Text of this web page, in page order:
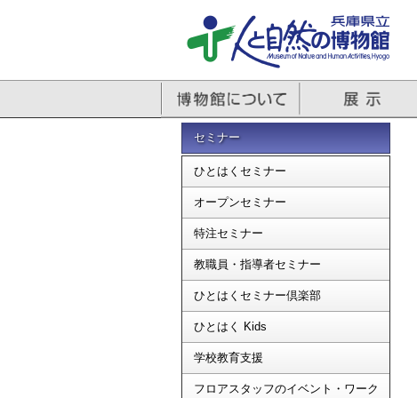
セミナー
ひとはくセミナー
オープンセミナー
特注セミナー
教職員・指導者セミナー
ひとはくセミナー倶楽部
ひとはく Kids
学校教育支援
フロアスタッフのイベント・ワーク